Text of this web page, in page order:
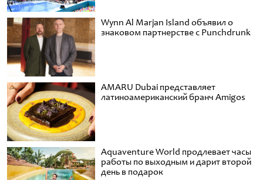
Wynn Al Marjan Island объявил о
знаковом партнерстве с Punchdrunk
AMARU Dubai представляет
латиноамериканский бранч Amigos
Aquaventure World продлевает часы
работы по выходным и дарит второй
день в подарок